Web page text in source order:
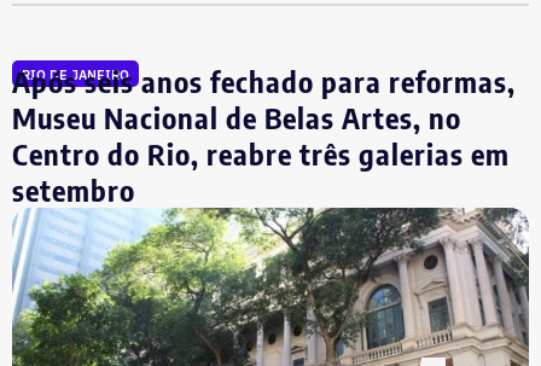
tem como alvo informações relacionadas a nove contas.
São elas: @buziosinformacoes;
@politicanewsregiaodoslagos; @buziosnoticias;
@fofoca_na_calcada; @gladysnunesbuzios;
@acorda_buziosrj; @buziosnuecru; @mayfelixrj;
@choqueibuzios.
Acusação de “estética
pseudojornalística” e suspeita de
RIO DE JANEIRO
Após seis anos fechado para reformas,
Museu Nacional de Belas Artes, no
Centro do Rio, reabre três galerias em
setembro